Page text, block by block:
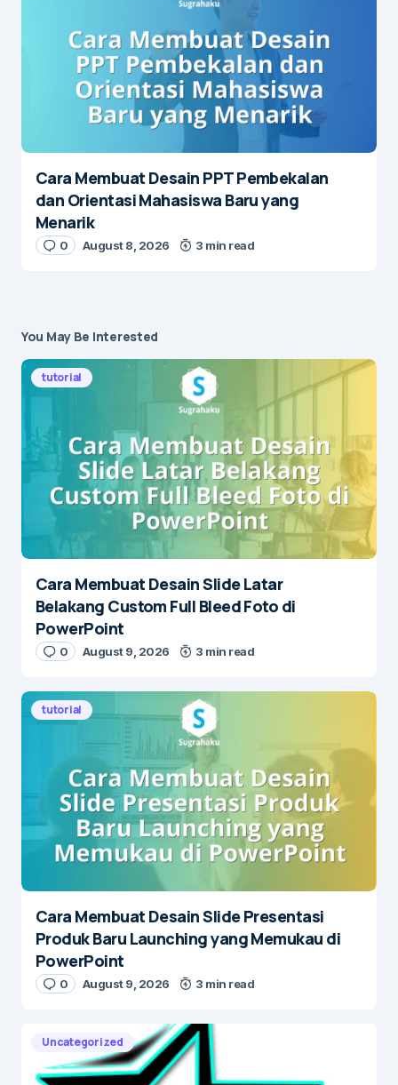
Cara Membuat Desain PPT Pembekalan
dan Orientasi Mahasiswa Baru yang
Menarik
0 August 8, 2026 3 min read
You May Be Interested
tutorial
Cara Membuat Desain Slide Latar
Belakang Custom Full Bleed Foto di
PowerPoint
0 August 9, 2026 3 min read
tutorial
Cara Membuat Desain Slide Presentasi
Produk Baru Launching yang Memukau di
PowerPoint
0 August 9, 2026 3 min read
Uncategorized